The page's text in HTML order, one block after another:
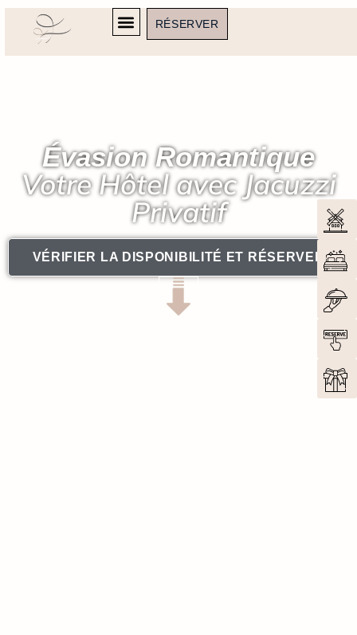
RÉSERVER
Évasion Romantique
Votre Hôtel avec Jacuzzi
Privatif
VÉRIFIER LA DISPONIBILITÉ ET RÉSERVER